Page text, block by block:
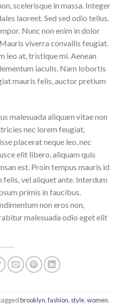
scelerisque in massa. Integer
laoreet. Sed sed odio tellus.
Nunc non enim in dolor
viverra convallis feugiat.
leo at, tristique mi. Aenean
iaculis. Nam lobortis
mauris felis, auctor pretium
malesuada aliquam vitae non
nec lorem feugiat,
placerat neque leo, nec
elit libero, aliquam quis
est. Proin tempus mauris id
felis, vel aliquet ante. Interdum
primis in faucibus.
non eros non,
malesuada odio eget elit
brooklyn,fashion, style,women.